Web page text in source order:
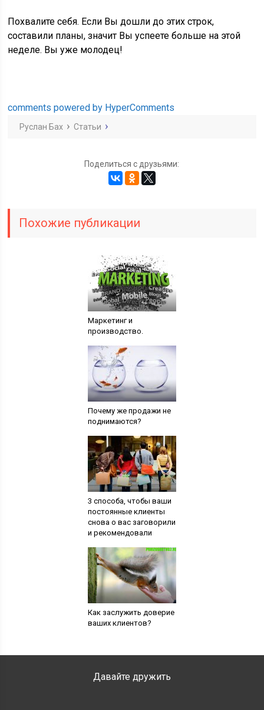
Похвалите себя. Если Вы дошли до этих строк,
составили планы, значит Вы успеете больше на этой
неделе. Вы уже молодец!
comments powered by HyperComments
Руслан Бах Статьи
Поделиться с друзьями:
Похожие публикации
Маркетинг и
производство.
Почему же продажи не
поднимаются?
3 способа, чтобы ваши
постоянные клиенты
снова о вас заговорили
и рекомендовали
Как заслужить доверие
ваших клиентов?
Давайте дружить